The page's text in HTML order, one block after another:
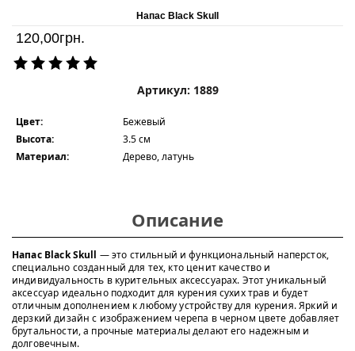
Напас Black Skull
120,00грн.
Артикул: 1889
Цвет:
Бежевый
Высота:
3.5 см
Материал:
Дерево, латунь
Описание
Напас Black Skull — это стильный и функциональный наперсток,
специально созданный для тех, кто ценит качество и
индивидуальность в курительных аксессуарах. Этот уникальный
аксессуар идеально подходит для курения сухих трав и будет
отличным дополнением к любому устройству для курения. Яркий и
дерзкий дизайн с изображением черепа в черном цвете добавляет
брутальности, а прочные материалы делают его надежным и
долговечным.